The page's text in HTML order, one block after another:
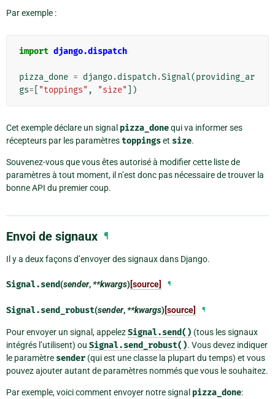
Par exemple :
import django.dispatch
pizza_done = django.dispatch .Signal(providing_ar
gs= "toppings" , "size" ])
Cet exemple déclare un signal pizza_donequi va informer ses
récepteurs par les paramètrestoppingset size.
Souvenez-vous que vous êtes autorisé à modifier cette liste de
paramètres à tout moment, il n’est donc pas nécessaire de trouver la
bonne API du premier coup.
Envoi de signaux ¶
Il y a deux façons d’envoyer des signaux dans Django.
Signal.send(sender,**kwargs)[source] ¶
Signal.send_robust(sender,**kwargs)[source] ¶
Pour envoyer un signal, appelezSignal.send() (tous les signaux
intégrés l’utilisent) ou Signal.send_robust(). Vous devez indiquer
le paramètre sender (qui est une classe la plupart du temps) et vous
pouvez ajouter autant de paramètres nommés que vous le souhaitez.
Par exemple, voici comment envoyer notre signal pizza_done: